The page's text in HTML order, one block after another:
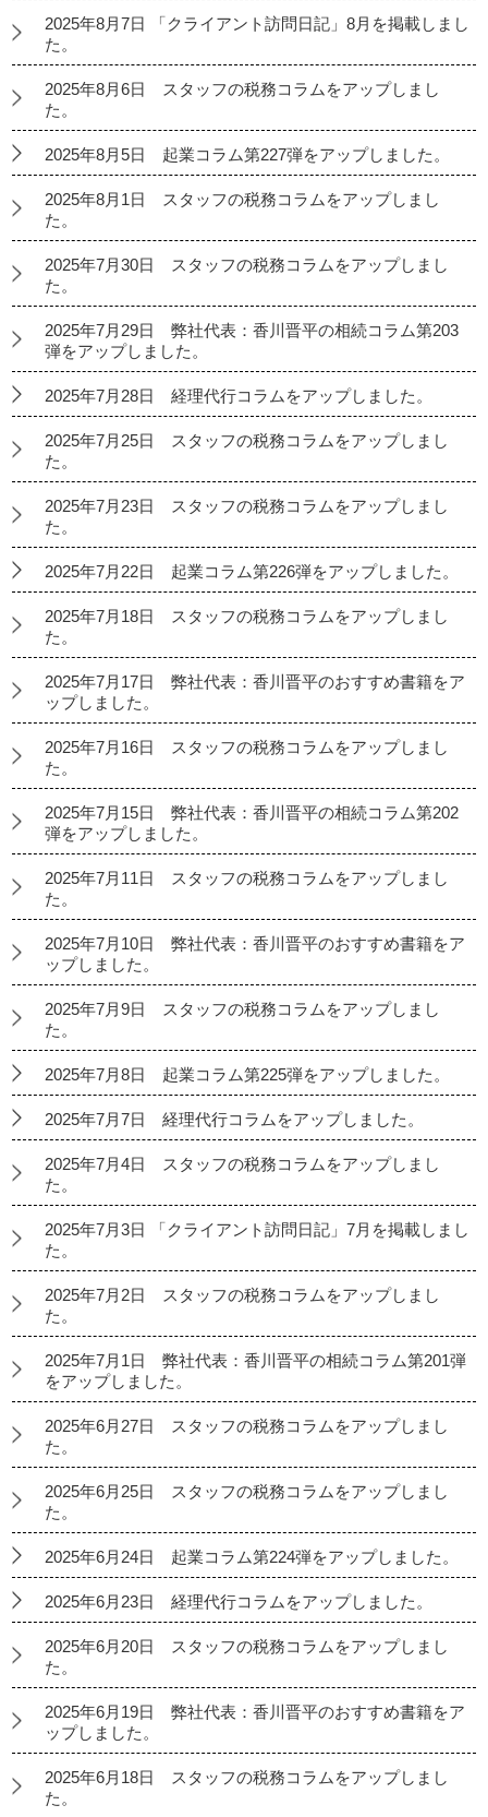
2025年8月7日 「クライアント訪問日記」8月を掲載しまし
た。
2025年8月6日 スタッフの税務コラムをアップしまし
た。
2025年8月5日 起業コラム第227弾をアップしました。
2025年8月1日 スタッフの税務コラムをアップしまし
た。
2025年7月30日 スタッフの税務コラムをアップしまし
た。
2025年7月29日 弊社代表：香川晋平の相続コラム第203
弾をアップしました。
2025年7月28日 経理代行コラムをアップしました。
2025年7月25日 スタッフの税務コラムをアップしまし
た。
2025年7月23日 スタッフの税務コラムをアップしまし
た。
2025年7月22日 起業コラム第226弾をアップしました。
2025年7月18日 スタッフの税務コラムをアップしまし
た。
2025年7月17日 弊社代表：香川晋平のおすすめ書籍をア
ップしました。
2025年7月16日 スタッフの税務コラムをアップしまし
た。
2025年7月15日 弊社代表：香川晋平の相続コラム第202
弾をアップしました。
2025年7月11日 スタッフの税務コラムをアップしまし
た。
2025年7月10日 弊社代表：香川晋平のおすすめ書籍をア
ップしました。
2025年7月9日 スタッフの税務コラムをアップしまし
た。
2025年7月8日 起業コラム第225弾をアップしました。
2025年7月7日 経理代行コラムをアップしました。
2025年7月4日 スタッフの税務コラムをアップしまし
た。
2025年7月3日 「クライアント訪問日記」7月を掲載しまし
た。
2025年7月2日 スタッフの税務コラムをアップしまし
た。
2025年7月1日 弊社代表：香川晋平の相続コラム第201弾
をアップしました。
2025年6月27日 スタッフの税務コラムをアップしまし
た。
2025年6月25日 スタッフの税務コラムをアップしまし
た。
2025年6月24日 起業コラム第224弾をアップしました。
2025年6月23日 経理代行コラムをアップしました。
2025年6月20日 スタッフの税務コラムをアップしまし
た。
2025年6月19日 弊社代表：香川晋平のおすすめ書籍をア
ップしました。
2025年6月18日 スタッフの税務コラムをアップしまし
た。